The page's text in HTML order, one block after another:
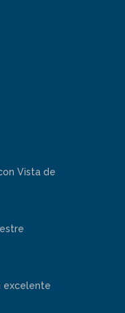
Vista de
excelente